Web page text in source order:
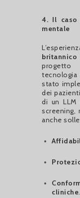
4. Il caso
mentale
progetto
tecnologia
stato
dei
di un
screening,
anche
cliniche.